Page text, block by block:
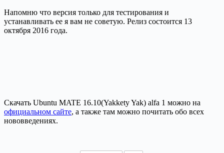
Напомню что версия только для тестирования и
устанавливать ее я вам не советую. Релиз состоится 13
октября 2016 года.
Скачать Ubuntu MATE 16.10(Yakkety Yak) alfa 1 можно на
официальном сайте, а также там можно почитать обо всех
нововведениях.